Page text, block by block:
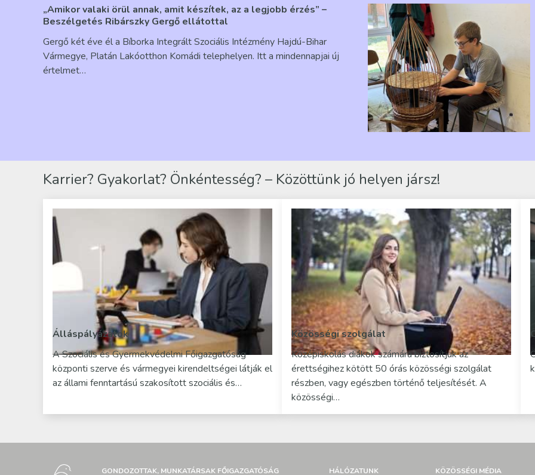
„Amikor valaki örül annak, amit készítek, az a legjobb érzés” –
Beszélgetés Ribárszky Gergő ellátottal
Gergő két éve él a Bíborka Integrált Szociális Intézmény Hajdú-Bihar
Vármegye, Platán Lakóotthon Komádi telephelyen. Itt a mindennapjai új
értelmet…
Karrier? Gyakorlat? Önkéntesség? – Közöttünk jó helyen jársz!
Álláspályázatok
A Szociális és Gyermekvédelmi Főigazgatóság
központi szerve és vármegyei kirendeltségei látják el
az állami fenntartású szakosított szociális és…
Közösségi szolgálat
Középiskolás diákok számára biztosítjuk az
érettségihez kötött 50 órás közösségi szolgálat
részben, vagy egészben történő teljesítését. A
közösségi…
GONDOZOTTAK, MUNKATÁRSAK FŐIGAZGATÓSÁG HÁLÓZATUNK KÖZÖSSÉGI MÉDIA